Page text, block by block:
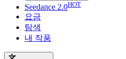
Seedance 2.0HOT
요금
탐색
내 작품